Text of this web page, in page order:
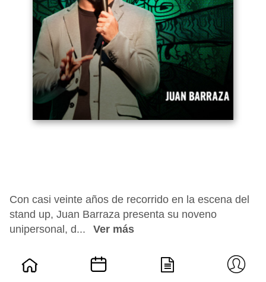
Con casi veinte años de recorrido en la escena del
stand up, Juan Barraza presenta su noveno
unipersonal, d...
Ver más